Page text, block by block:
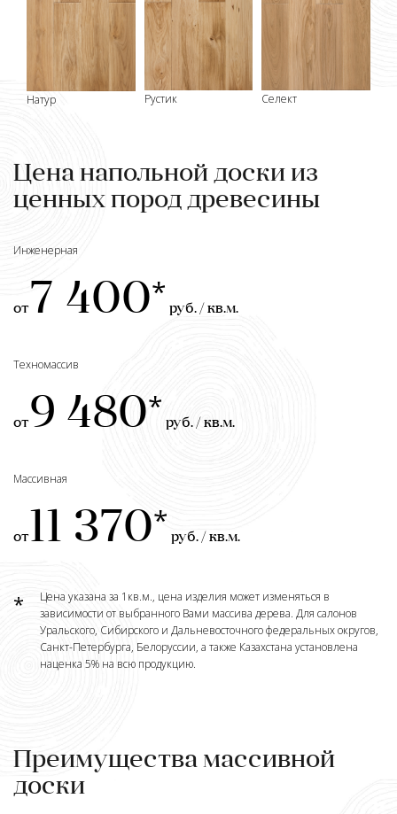
Натур Рустик Селект
Цена напольной доски из
ценных пород древесины
Инженерная
от7 400 руб. / кв.м.
Техномассив
от9 480 руб. / кв.м.
Массивная
от11 370 руб. / кв.м.
Цена указана за 1кв.м., цена изделия может изменяться в
зависимости от выбранного Вами массива дерева. Для салонов
Уральского, Сибирского и Дальневосточного федеральных округов,
Санкт-Петербурга, Белоруссии, а также Казахстана установлена
наценка 5% на всю продукцию.
Преимущества массивной
доски